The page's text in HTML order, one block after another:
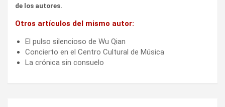
de los autores.
Otros artículos del mismo autor:
El pulso silencioso de Wu Qian
Concierto en el Centro Cultural de Música
La crónica sin consuelo